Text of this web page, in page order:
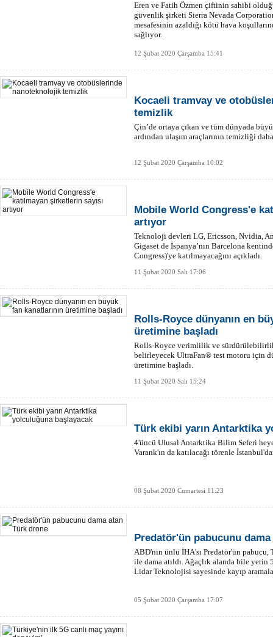
Eren ve Fatih Özmen çiftinin sahibi
güvenlik şirketi Sierra Nevada
mesafesinin azaldığı kötü hava
sağlıyor.
12 Şubat 2020 Çarşamba 15:41
Kocaeli tramvay ve
temizlik
Çin’de ortaya çıkan ve tüm dünyada
ardından ulaşım araçlarının temizliği
12 Şubat 2020 Çarşamba 10:02
Mobile World Congress'e
artıyor
Teknoloji devleri LG, Ericsson, Nvidia,
Gigaset de İspanya’nın Barcelona
Congress)'ye katılmayacağını açıkladı.
11 Şubat 2020 Salı 17:06
Rolls-Royce dünyanın en
üretimine başladı
Rolls-Royce verimlilik ve
belirleyecek UltraFan® test motoru için
üretimine başladı.
11 Şubat 2020 Salı 15:24
Türk ekibi yarın Antarktika
4'üncü Ulusal Antarktika Bilim Seferi
Varank'ın da katılacağı törenle
08 Şubat 2020 Cumartesi 11:23
Predatör'ün pabucunu
ABD'nin ünlü İHA'sı Predatör'ün
ile dama atıldı. Ağaçlık alanda bile
Lidar Teknolojisi sayesinde kayıp
05 Şubat 2020 Çarşamba 17:07